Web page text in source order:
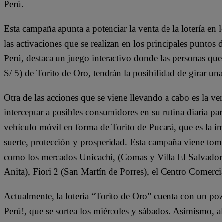
Perú.
Esta campaña apunta a potenciar la venta de la lotería
las activaciones que se realizan en los principales
Perú, destaca un juego interactivo donde las personas
S/ 5) de Torito de Oro, tendrán la posibilidad de girar
Otra de las acciones que se viene llevando a cabo es la
interceptar a posibles consumidores en su rutina diaria
vehículo móvil en forma de Torito de Pucará, que es la
suerte, protección y prosperidad. Esta campaña viene
como los mercados Unicachi, (Comas y Villa El
Anita), Fiori 2 (San Martín de Porres), el Centro
Actualmente, la lotería “Torito de Oro” cuenta con un
Perú!, que se sortea los miércoles y sábados. Asimismo,